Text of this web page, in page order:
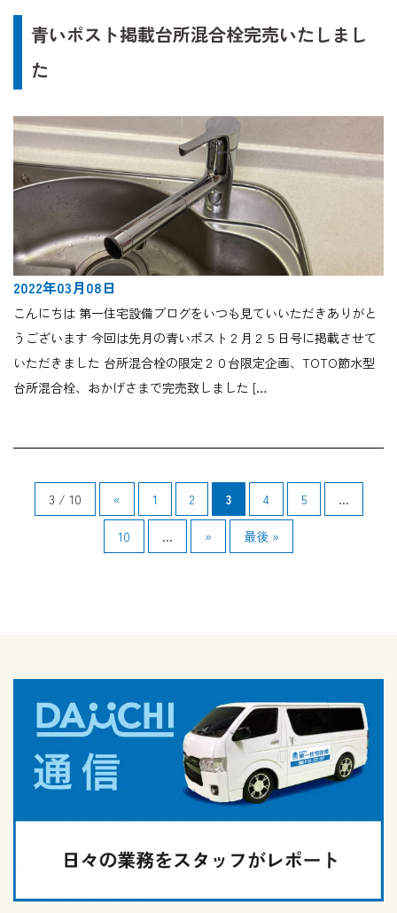
青いポスト掲載台所混合栓完売いたしまし
た
2022年03月08日
こんにちは 第一住宅設備ブログをいつも見ていいただきありがと
うございます 今回は先月の青いポスト２月２５日号に掲載させて
いただきました 台所混合栓の限定２０台限定企画、TOTO節水型
台所混合栓、おかげさまで完売致しました […
3 / 10 « 1 2 3 4 5 ...
10 ... » 最後 »